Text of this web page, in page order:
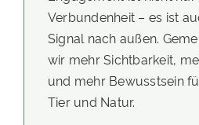
Verbundenheit – es ist
Signal nach außen.
wir mehr Sichtbarkeit,
und mehr Bewusstsein
Tier und Natur.